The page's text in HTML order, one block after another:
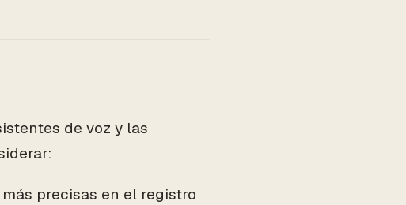
de voz y las
precisas en el registro